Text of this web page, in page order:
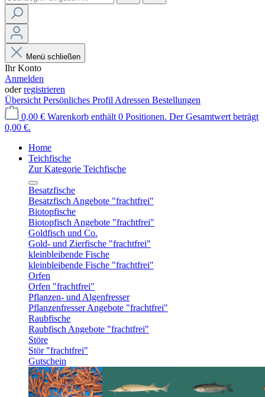
Menü schließen
Ihr Konto
Anmelden
oderregistrieren
Übersicht Persönliches Profil Adressen Bestellungen
0,00 € Warenkorb enthält 0 Positionen. Der Gesamtwert beträgt
0,00 €.
Home
Teichfische
Zur Kategorie Teichfische
Besatzfische
Besatzfisch Angebote "frachtfrei"
Biotopfische
Biotopfisch Angebote "frachtfrei"
Goldfisch und Co.
Gold- und Zierfische "frachtfrei"
kleinbleibende Fische
kleinbleibende Fische "frachtfrei"
Orfen
Orfen "frachtfrei"
Pflanzen- und Algenfresser
Pflanzenfresser Angebote "frachtfrei"
Raubfische
Raubfisch Angebote "frachtfrei"
Störe
Stör "frachtfrei"
Gutschein